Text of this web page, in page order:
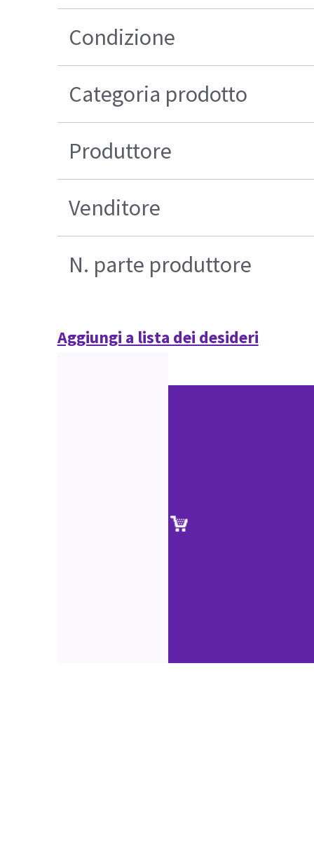
Condizione
Categoria prodotto
Produttore
Venditore
N. parte produttore
Aggiungi a lista dei desideri